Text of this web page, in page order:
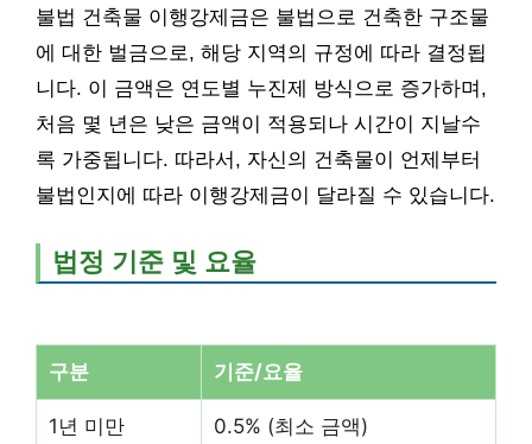
불법 건축물 이행강제금은 불법으로 건축한 구조물
에 대한 벌금으로, 해당 지역의 규정에 따라 결정됩
니다. 이 금액은 연도별 누진제 방식으로 증가하며,
처음 몇 년은 낮은 금액이 적용되나 시간이 지날수
록 가중됩니다. 따라서, 자신의 건축물이 언제부터
불법인지에 따라 이행강제금이 달라질 수 있습니다.
법정 기준 및 요율
구분 기준/요율
1년 미만 0.5% (최소 금액)